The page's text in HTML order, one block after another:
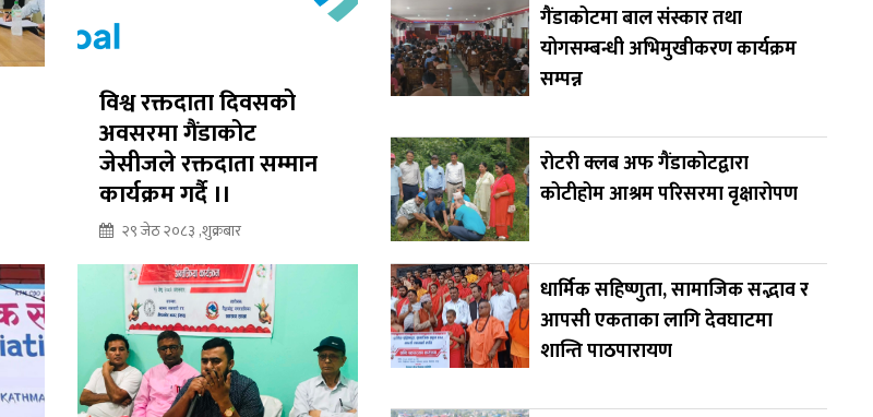
विश्व रक्तदाता दिवसको
अवसरमा गैंडाकोट
जेसीजले रक्तदाता सम्मान
कार्यक्रम गर्दै ।।
२९ जेठ २०८३ ,शुक्रबार
गैंडाकोटमा बाल संस्कार तथा
योगसम्बन्धी अभिमुखीकरण कार्यक्रम
सम्पन्न
रोटरी क्लब अफ गैंडाकोटद्वारा
कोटीहोम आश्रम परिसरमा वृक्षारोपण
धार्मिक सहिष्णुता, सामाजिक सद्भाव र
आपसी एकताका लागि देवघाटमा
शान्ति पाठपारायण